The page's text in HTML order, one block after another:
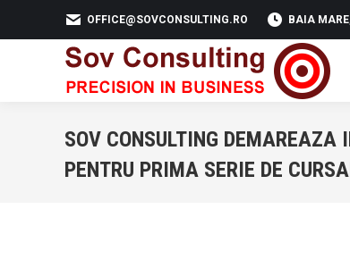
OFFICE@SOVCONSULTING.RO BAIA
SOV CONSULTING DEMAREAZA
PENTRU PRIMA SERIE DE